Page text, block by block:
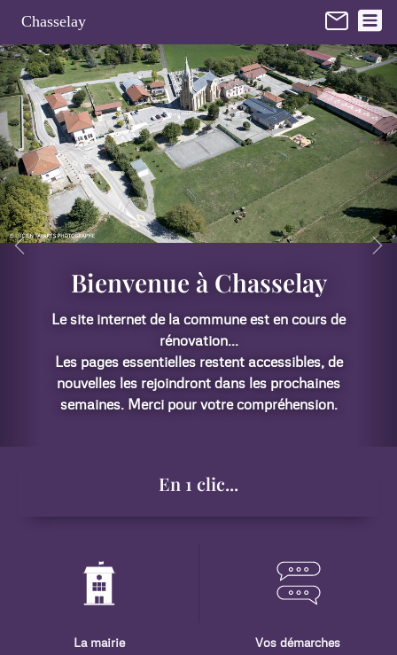
Chasselay
En 1 clic...
La mairie Vos démarches